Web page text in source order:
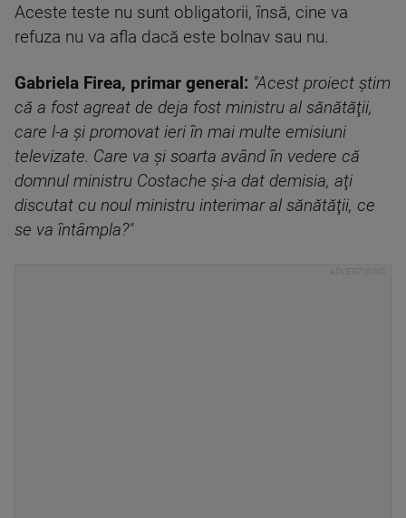
Aceste teste nu sunt obligatorii, însă, cine va
refuza nu va afla dacă este bolnav sau nu.
Gabriela Firea, primar general: "Acest proiect ştim
că a fost agreat de deja fost ministru al sănătăţii,
care l-a şi promovat ieri în mai multe emisiuni
televizate. Care va şi soarta având în vedere că
domnul ministru Costache şi-a dat demisia, aţi
discutat cu noul ministru interimar al sănătăţii, ce
se va întâmpla?"